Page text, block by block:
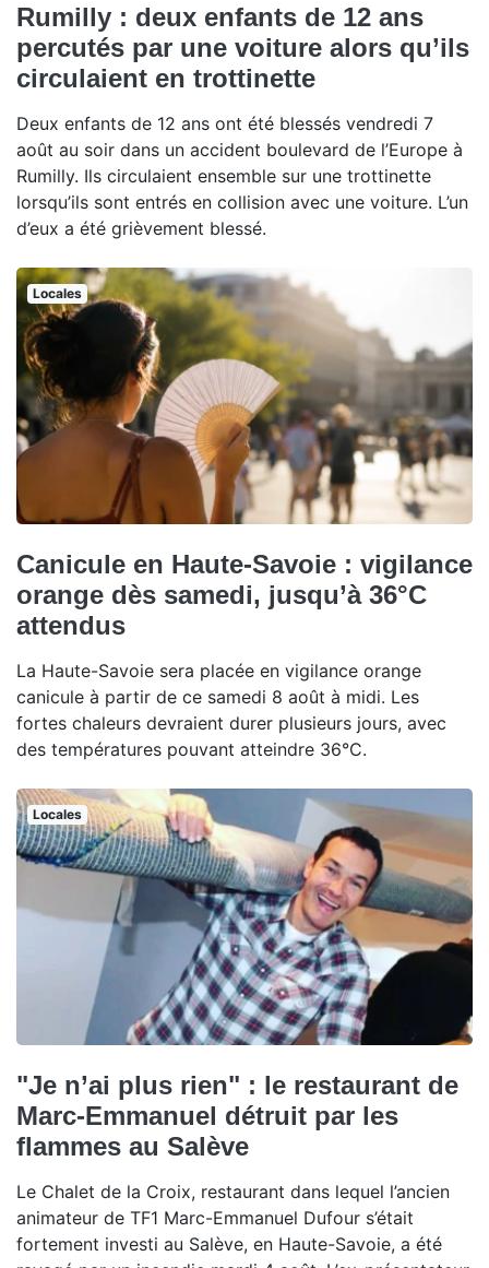
Rumilly : deux enfants de 12 ans
percutés par une voiture alors qu’ils
circulaient en trottinette
Deux enfants de 12 ans ont été blessés vendredi 7
août au soir dans un accident boulevard de l’Europe à
Rumilly. Ils circulaient ensemble sur une trottinette
lorsqu’ils sont entrés en collision avec une voiture. L’un
d’eux a été grièvement blessé.
Locales
Canicule en Haute-Savoie : vigilance
orange dès samedi, jusqu’à 36°C
attendus
La Haute-Savoie sera placée en vigilance orange
canicule à partir de ce samedi 8 août à midi. Les
fortes chaleurs devraient durer plusieurs jours, avec
des températures pouvant atteindre 36°C.
Locales
"Je n’ai plus rien" : le restaurant de
Marc-Emmanuel détruit par les
flammes au Salève
Le Chalet de la Croix, restaurant dans lequel l’ancien
animateur de TF1 Marc-Emmanuel Dufour s’était
fortement investi au Salève, en Haute-Savoie, a été